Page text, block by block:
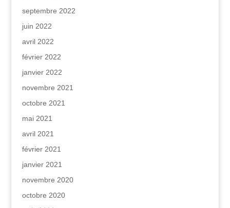
septembre 2022
juin 2022
avril 2022
février 2022
janvier 2022
novembre 2021
octobre 2021
mai 2021
avril 2021
février 2021
janvier 2021
novembre 2020
octobre 2020